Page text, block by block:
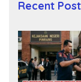
Recent Post